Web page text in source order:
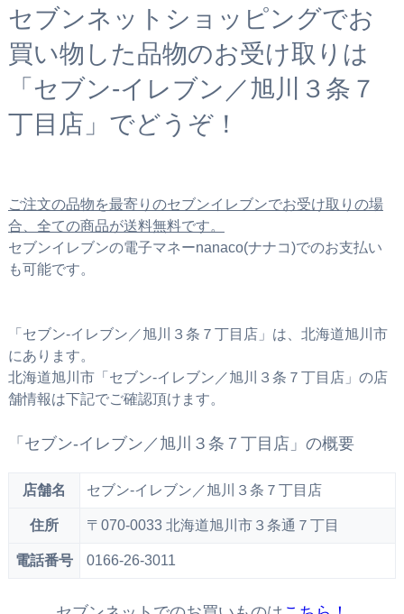
セブンネットショッピングでお
買い物した品物のお受け取りは
「セブン‐イレブン／旭川３条７
丁目店」でどうぞ！
ご注文の品物を最寄りのセブンイレブンでお受け取りの場
合、全ての商品が送料無料です。
セブンイレブンの電子マネーnanaco(ナナコ)でのお支払い
も可能です。
「セブン‐イレブン／旭川３条７丁目店」は、北海道旭川市
にあります。
北海道旭川市「セブン‐イレブン／旭川３条７丁目店」の店
舗情報は下記でご確認頂けます。
「セブン‐イレブン／旭川３条７丁目店」の概要
店舗名 セブン‐イレブン／旭川３条７丁目店
住所 〒070-0033 北海道旭川市３条通７丁目
電話番号 0166-26-3011